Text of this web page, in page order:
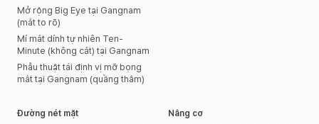
Mở rộng Big Eye tại Gangnam
(mắt to rõ)
Mí mắt dính tự nhiên Ten-
Minute (không cắt) tại Gangnam
Phẫu thuật tái định vị mỡ bọng
mắt tại Gangnam (quầng thâm)
Đường nét mặt Nâng cơ